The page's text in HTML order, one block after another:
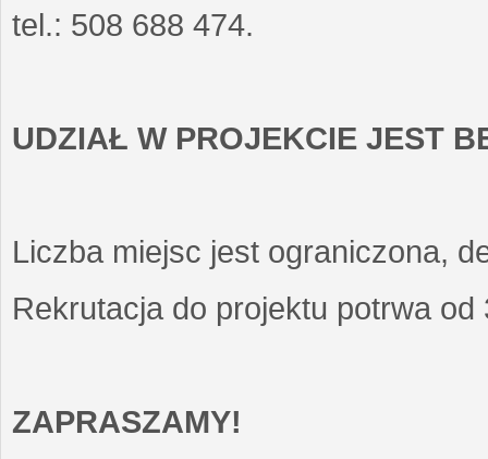
tel.: 508 688 474.
UDZIAŁ W PROJEKCIE JEST
Liczba miejsc jest ograniczona,
Rekrutacja do projektu potrwa
ZAPRASZAMY!